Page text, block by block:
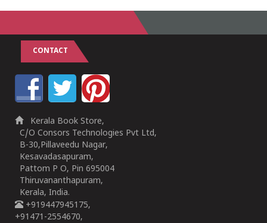
CONTACT
Kerala Book Store,
C/O Consors Technologies Pvt Ltd,
B-30,Pillaveedu Nagar,
Kesavadasapuram,
Pattom P O, Pin 695004
Thiruvananthapuram,
Kerala, India.
+919447945175,
+91471-2554670,